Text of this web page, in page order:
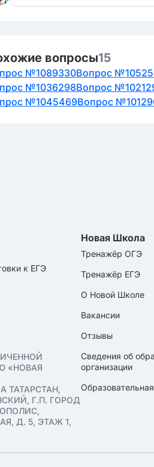
вопросы15
№1089330Вопрос
№1036298Вопрос
№1045469Вопрос
к ЕГЭ
«НОВАЯ
ТАТАРСТАН,
Г.П. ГОРОД
Д. 5, ЭТАЖ 1,
Новая Школа
Тренажёр ОГЭ
Тренажёр ЕГЭ
О Новой Школе
Вакансии
Отзывы
Сведения об
организации